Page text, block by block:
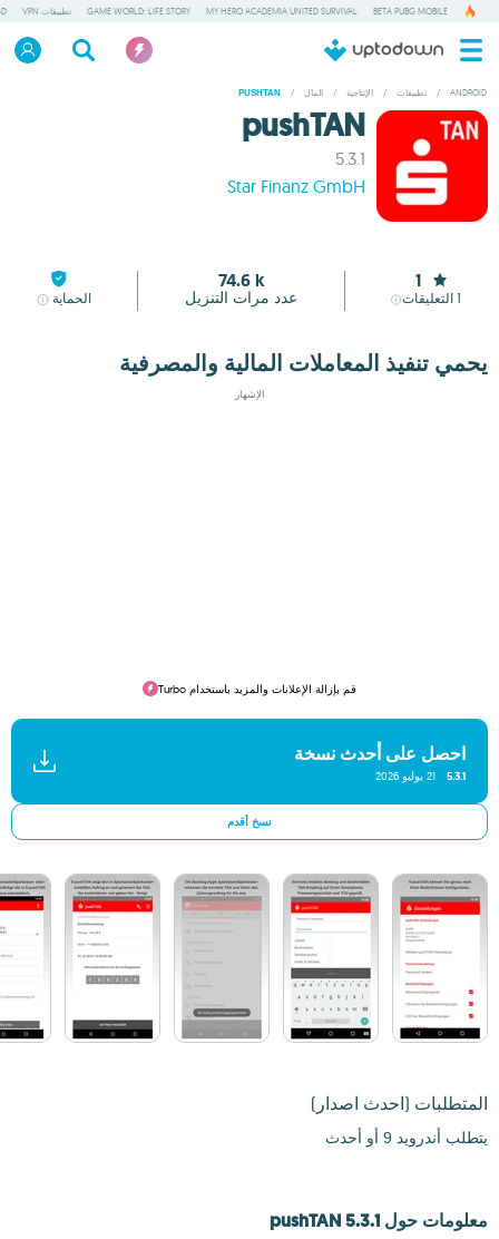
BETA PUBG MOBILE
MY HERO ACADEMIA UNITED SURVIVAL
GAME WORLD: LIFE STORY تطبيقات VPN
ANDROID
/ تطبيقات / الإنتاجية / المال /
PUSHTAN
pushTAN
5.3.1
Star Finanz GmbH
1
1 التعليقات
74.6 k
عدد مرات التنزيل الحماية
يحمي تنفيذ المعاملات المالية والمصرفية
الإشهار
قم بإزالة الإعلانات والمزيد باستخدام Turbo
احصل على أحدث نسخة
5.3.1 21 يوليو 2026
نسخ أقدم
المتطلبات (احدث اصدار)
يتطلب أندرويد 9 أو أحدث
معلومات حول pushTAN 5.3.1